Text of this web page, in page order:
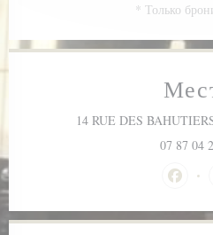
* Только
14 RUE DES
07 87 04